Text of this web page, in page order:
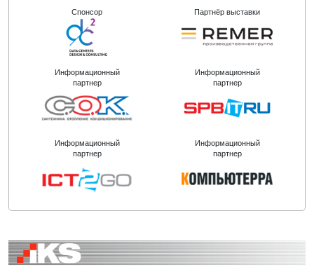
Спонсор Партнёр выставки
Информационный
партнер
Информационный
партнер
Информационный
партнер
Информационный
партнер